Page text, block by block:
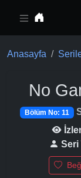
Anasayfa
No
Bölüm No: 11
Seri